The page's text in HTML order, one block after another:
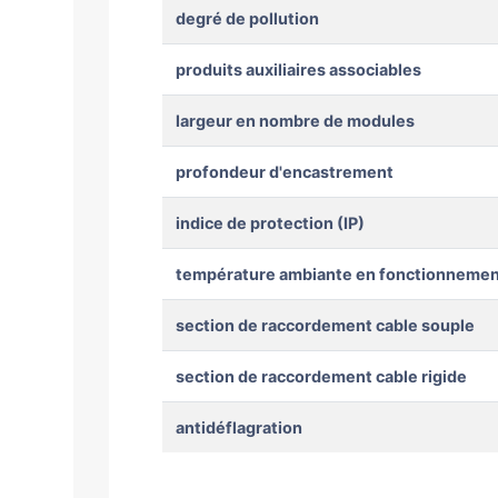
degré de pollution
produits auxiliaires associables
largeur en nombre de modules
profondeur d'encastrement
indice de protection (IP)
température ambiante en
section de raccordement cable souple
section de raccordement cable rigide
antidéflagration